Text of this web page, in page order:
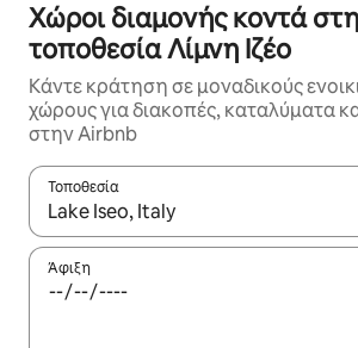
Χώροι διαμονής κοντά
τοποθεσία Λίμνη Ιζέο
Κάντε κράτηση σε μοναδικούς
χώρους για διακοπές, καταλύματα
στην Airbnb
Τοποθεσία
Όταν τα αποτελέσματα είναι
Άφιξη